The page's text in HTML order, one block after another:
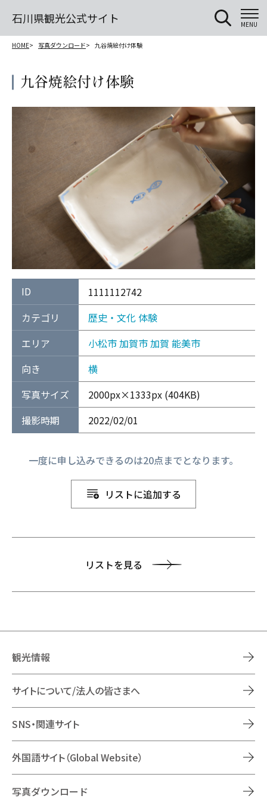
石川県観光公式サイト MENU
HOME 写真ダウンロード 九谷焼絵付け体験
九谷焼絵付け体験
ID
1111112742
カテゴリ
歴史・文化 体験
エリア
小松市加賀市加賀 能美市
向き
横
写真サイズ
2000px×1333px (404KB)
撮影時期
2022/02/01
一度に申し込みできるのは20点までとなります。
リストに追加する
リストを見る
観光情報
サイトについて/法人の皆さまへ
SNS・関連サイト
外国語サイト（Global Website）
写真ダウンロード